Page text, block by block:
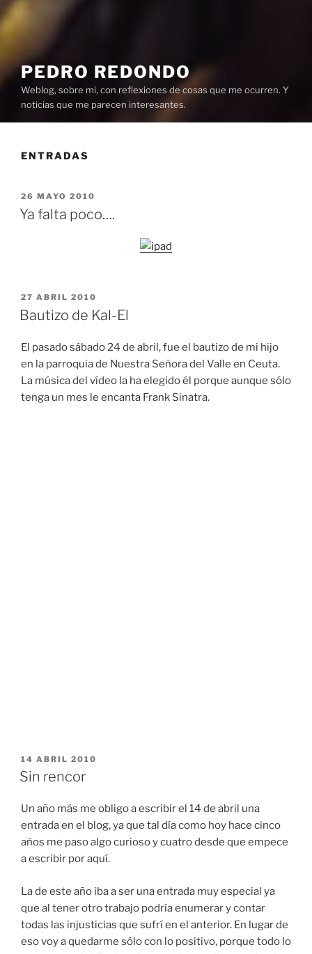
PEDRO REDONDO
Weblog, sobre mi, con reflexiones de cosas que me ocurren. Y
noticias que me parecen interesantes.
ENTRADAS
PUBLICADO
EL
26 MAYO 2010
Ya falta poco….
PUBLICADO
EL
27 ABRIL 2010
Bautizo de Kal-El
El pasado sábado 24 de abril, fue el bautizo de mi hijo
en la parroquia de Nuestra Señora del Valle en Ceuta.
La música del vídeo la ha elegido él porque aunque sólo
tenga un mes le encanta Frank Sinatra.
PUBLICADO
EL
14 ABRIL 2010
Sin rencor
Un año más me obligo a escribir el 14 de abril una
entrada en el blog, ya que tal día como hoy hace cinco
años me paso algo curioso y cuatro desde que empece
a escribir por aquí.
La de este año iba a ser una entrada muy especial ya
que al tener otro trabajo podría enumerar y contar
todas las injusticias que sufrí en el anterior. En lugar de
eso voy a quedarme sólo con lo positivo, porque todo lo